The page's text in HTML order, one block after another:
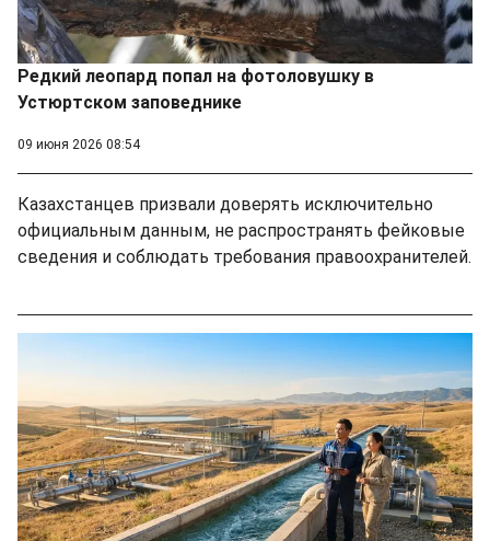
Редкий леопард попал на фотоловушку в
Устюртском заповеднике
09 июня 2026 08:54
Казахстанцев призвали доверять исключительно
официальным данным, не распространять фейковые
сведения и соблюдать требования правоохранителей.